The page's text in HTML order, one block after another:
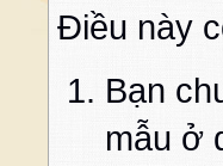
Điều này
Bạn
mẫu ở